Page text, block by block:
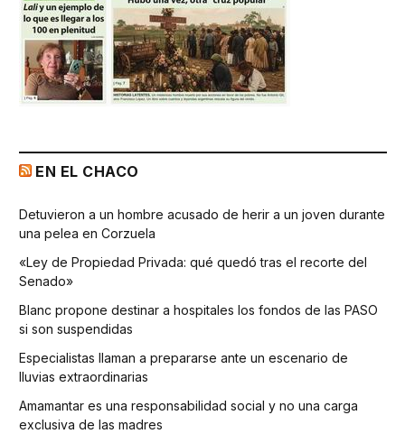
EN EL CHACO
Detuvieron a un hombre acusado de herir a un joven durante
una pelea en Corzuela
«Ley de Propiedad Privada: qué quedó tras el recorte del
Senado»
Blanc propone destinar a hospitales los fondos de las PASO
si son suspendidas
Especialistas llaman a prepararse ante un escenario de
lluvias extraordinarias
Amamantar es una responsabilidad social y no una carga
exclusiva de las madres